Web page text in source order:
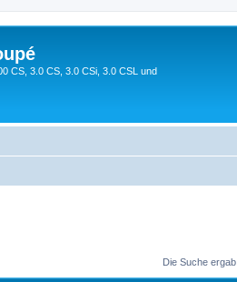
CS, 3.0 CS, 3.0 CSi, 3.0 CSL und
Die Suche